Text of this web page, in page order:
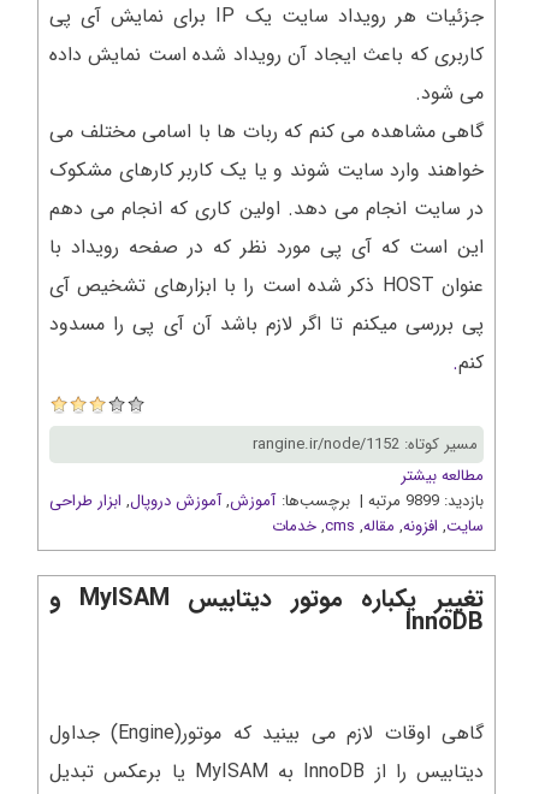
جزئیات هر رویداد سایت یک IP برای نمایش آی پی
کاربری که باعث ایجاد آن رویداد شده است نمایش داده
می شود.
گاهی مشاهده می کنم که ربات ها با اسامی مختلف می
خواهند وارد سایت شوند و یا یک کاربر کارهای مشکوک
در سایت انجام می دهد. اولین کاری که انجام می دهم
این است که آی پی مورد نظر که در صفحه رویداد با
عنوان HOST ذکر شده است را با ابزارهای تشخیص آی
پی بررسی میکنم تا اگر لازم باشد آن آی پی را مسدود
کنم.
مسیر کوتاه: rangine.ir/node/1152
مطالعه بیشتر
بازدید: 9899 مرتبه | برچسب‌ها:
آموزش,آموزش دروپال, ابزار طراحی
سایت, افزونه, مقاله,
cms
,خدمات
تغییر یکباره موتور دیتابیس MyISAM و
InnoDB
گاهی اوقات لازم می بینید که موتور(Engine) جداول
دیتابیس را از InnoDB به MyISAM یا برعکس تبدیل